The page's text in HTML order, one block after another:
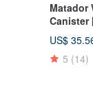
Matador
Canister
隨身藥盒
US$
5 (14)